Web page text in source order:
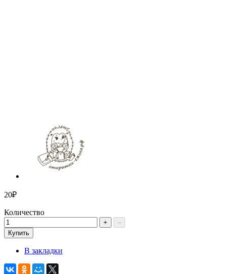
20₽
Количество
+
–
Купить
В закладки